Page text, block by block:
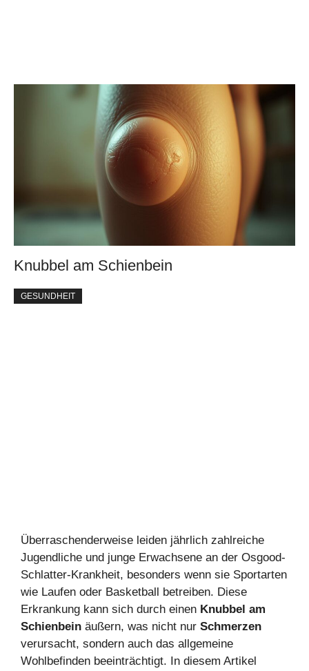
Knubbel am Schienbein
GESUNDHEIT
Überraschenderweise leiden jährlich zahlreiche
Jugendliche und junge Erwachsene an der Osgood-
Schlatter-Krankheit, besonders wenn sie Sportarten
wie Laufen oder Basketball betreiben. Diese
Erkrankung kann sich durch einen Knubbel am
Schienbein äußern, was nicht nur Schmerzen
verursacht, sondern auch das allgemeine
Wohlbefinden beeinträchtigt. In diesem Artikel